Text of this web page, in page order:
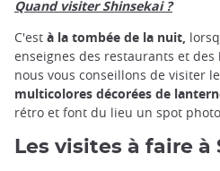
Quand visiter Shinsekai ?
C'est à la tombée de la nuit,
enseignes des restaurants et
nous vous conseillons de visiter
multicolores décorées de
rétro et font du lieu un spot
Les visites à faire à